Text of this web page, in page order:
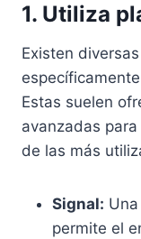
1. Utiliza
Existen
Estas suelen
avanzadas
de las más
Signal:
permite el